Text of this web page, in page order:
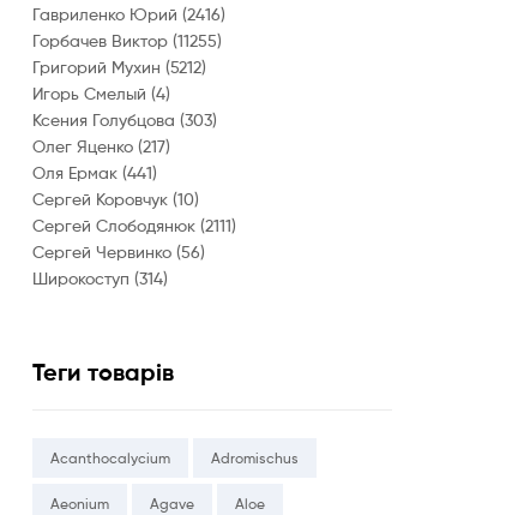
Гавриленко Юрий (2416)
Горбачев Виктор (11255)
Григорий Мухин (5212)
Игорь Смелый (4)
Ксения Голубцова (303)
Олег Яценко (217)
Оля Ермак (441)
Сергей Коровчук (10)
Сергей Слободянюк (2111)
Сергей Червинко (56)
Широкоступ (314)
Теги товарів
Acanthocalycium Adromischus
Aeonium Agave Aloe